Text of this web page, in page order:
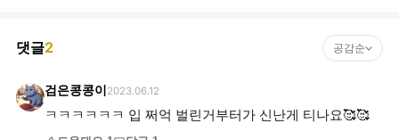
댓글2 공감순
검은콩콩이 2023.06.12
ㅋㅋㅋㅋㅋㅋ 입 쩌억 벌린거부터가 신난게 티나요🥰🥰